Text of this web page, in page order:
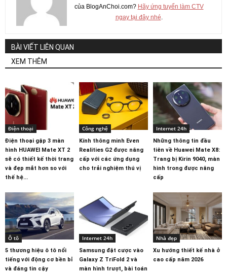
của BlogAnChoi.com? Hãy ứng tuyển làm CTV
ngay tại đây nhé.
BÀI VIẾT LIÊN QUAN
XEM THÊM
Điện thoại
Điện thoại gập 3 màn
hình HUAWEI Mate XT 2
sẽ có thiết kế thời trang
và đẹp mắt hơn so với
thế hệ...
Công nghệ
Kính thông minh Even
Realities G2 được nâng
cấp với các ứng dụng
cho trải nghiệm thú vị
Internet 24h
Những thông tin đầu
tiên về Huawei Mate X8:
Trang bị Kirin 9040, màn
hình trong được nâng
cấp
Ô tô
5 thương hiệu ô tô nổi
tiếng với động cơ bền bỉ
và đáng tin cậy
Internet 24h
Samsung đặt cược vào
Galaxy Z TriFold 2 và
màn hình trượt, bài toán
Nhà đẹp
Xu hướng thiết kế nhà ở
cao cấp năm 2026